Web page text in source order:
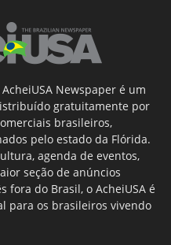
Newspaper é um
gratuitamente por
brasileiros,
pelo estado da Flórida.
agenda de eventos,
seção de anúncios
fora do Brasil, o AcheiUSA é
para os brasileiros vivendo